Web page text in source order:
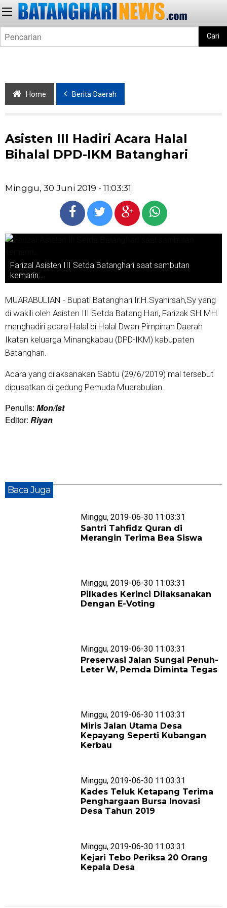
Cari
Home Berita Daerah
Asisten III Hadiri Acara Halal
Bihalal DPD-IKM Batanghari
Minggu, 30 Juni 2019 - 11:03:31
Farizal Asisten III Setda Batanghari saat sambutan
kemarin..
MUARABULIAN - Bupati Batanghari Ir.H.Syahirsah,Sy yang
di wakili oleh Asisten III Setda Batang Hari, Farizak SH MH
menghadiri acara Halal bi Halal Dwan Pimpinan Daerah
Ikatan keluarga Minangkabau (DPD-IKM) kabupaten
Batanghari.
Acara yang dilaksanakan Sabtu (29/6/2019) mal tersebut
dipusatkan di gedung Pemuda Muarabulian.
Penulis: Mon/ist
Editor: Riyan
Baca Juga
Minggu, 2019-06-30 11:03:31
Santri Tahfidz Quran di
Merangin Terima Bea Siswa
Minggu, 2019-06-30 11:03:31
Pilkades Kerinci Dilaksanakan
Dengan E-Voting
Minggu, 2019-06-30 11:03:31
Preservasi Jalan Sungai Penuh-
Leter W, Pemda Diminta Tegas
Minggu, 2019-06-30 11:03:31
Miris Jalan Utama Desa
Kepayang Seperti Kubangan
Kerbau
Minggu, 2019-06-30 11:03:31
Kades Teluk Ketapang Terima
Penghargaan Bursa Inovasi
Desa Tahun 2019
Minggu, 2019-06-30 11:03:31
Kejari Tebo Periksa 20 Orang
Kepala Desa